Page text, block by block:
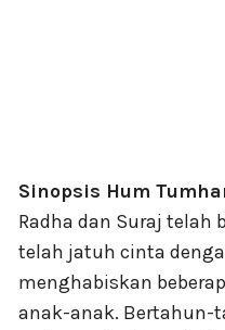
Sinopsis Hum
Radha dan Suraj telah
telah jatuh cinta
menghabiskan
anak-anak. Bertahun-